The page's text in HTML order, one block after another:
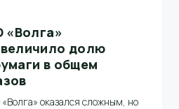
«Волга»
долю
в общем
оказался сложным, но